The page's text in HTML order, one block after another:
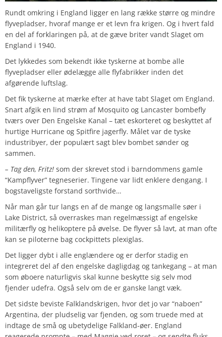
Rundt omkring i England ligger en lang række større og mindre
flyvepladser, hvoraf mange er et levn fra krigen. Og i hvert fald
en del af forklaringen på, at de gæve briter vandt Slaget om
England i 1940.
Det lykkedes som bekendt ikke tyskerne at bombe alle
flyvepladser eller ødelægge alle flyfabrikker inden det
afgørende luftslag.
Det fik tyskerne at mærke efter at have tabt Slaget om England.
Snart afgik en lind strøm af Mosquito og Lancaster bombefly
tværs over Den Engelske Kanal – tæt eskorteret og beskyttet af
hurtige Hurricane og Spitfire jagerfly. Målet var de tyske
industribyer, der populært sagt blev bombet sønder og
sammen.
– Tag den, Fritz! som der skrevet stod i barndommens gamle
“Kampflyver” tegneserier. Tingene var lidt enklere dengang. I
bogstaveligste forstand sorthvide…
Når man går tur langs en af de mange og langsmalle søer i
Lake District, så overraskes man regelmæssigt af engelske
militærfly og helikoptere på øvelse. De flyver så lavt, at man ofte
kan se piloterne bag cockpittets plexiglas.
Det ligger dybt i alle englændere og er derfor stadig en
integreret del af den engelske dagligdag og tankegang – at man
som øboere naturligvis skal kunne beskytte sig selv mod
fjender udefra. Også selv om de er ganske langt væk.
Det sidste beviste Falklandskrigen, hvor det jo var “naboen”
Argentina, der pludselig var fjenden, og som truede med at
indtage de små og ubetydelige Falkland-øer. England